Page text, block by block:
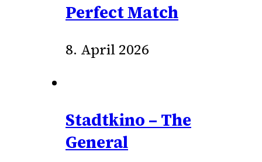
Perfect Match
8. April 2026
Stadtkino – The
General